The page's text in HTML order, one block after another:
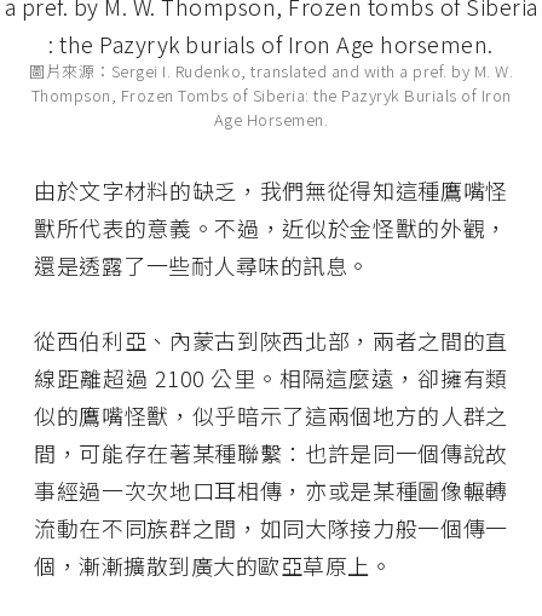
圖片來源：Sergei I. Rudenko, translated and with a pref. by M. W.
Thompson, Frozen Tombs of Siberia: the Pazyryk Burials of Iron
Age Horsemen.
由於文字材料的缺乏，我們無從得知這種鷹嘴怪
獸所代表的意義。不過，近似於金怪獸的外觀，
還是透露了一些耐人尋味的訊息。
從西伯利亞、內蒙古到陜西北部，兩者之間的直
線距離超過 2100 公里。相隔這麼遠，卻擁有類
似的鷹嘴怪獸，似乎暗示了這兩個地方的人群之
間，可能存在著某種聯繫：也許是同一個傳說故
事經過一次次地口耳相傳，亦或是某種圖像輾轉
流動在不同族群之間，如同大隊接力般一個傳一
個，漸漸擴散到廣大的歐亞草原上。